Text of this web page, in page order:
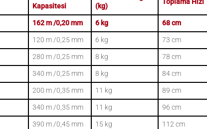
Kapasitesi
(kg)
Toplama Hızı
162 m /0,20 mm 6 kg
68 cm
120 m /0,25 mm 6 kg
73 cm
280 m /0,25 mm 8 kg
78 cm
340 m /0,25 mm 8 kg
84 cm
200 m /0,35 mm 11 kg
89 cm
340 m /0,35 mm 11 kg
96 cm
390 m /0,45 mm 15 kg
112 cm